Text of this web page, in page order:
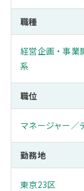
職種
経営企画・事業
系
職位
マネージャー／
勤務地
東京23区